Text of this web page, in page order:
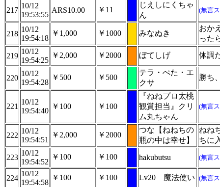
217
10/12
19:53:55
ARS10.00 ￥11
じえしにくちゃ
ん
(無言
218
10/12
19:54:18
￥1,000 ￥1000 みなぬき
おか
った
219
10/12
19:54:25
￥2,000 ￥2000 ぼてしげ 体調
220
10/12
19:54:28
￥500 ￥500
テラ・ぺた・エ
クサ
勝ち
221
10/12
19:54:40
￥100 ￥100
『ねねプロ太桃
観賞担当』クリ
ム丸ちゃん
(無言
222
10/12
19:54:51
￥2,000 ￥2000
つな【ねねちの
瓶の中は幸せ】
ねね
ちに
223
10/12
19:54:52
￥100 ￥100 hakubutsu (無言
224
10/12
19:54:58
￥100 ￥100 Lv20 魔法使い (無言